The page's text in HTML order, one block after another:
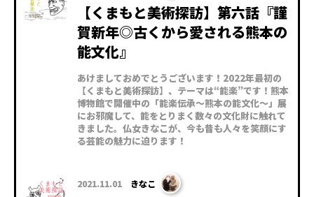
【くまもと美術探訪】第六話『謹
賀新年◎古くから愛される熊本の
能文化』
あけましておめでとうございます！2022年最初の
【くまもと美術探訪】、テーマは“能楽”です！熊本
博物館で開催中の「能楽伝承～熊本の能文化～」展
にお邪魔して、能をとりまく数々の文化財に触れて
きました。仏女きなこが、今も昔も人々を笑顔にす
る芸能の魅力に迫ります！
2021.11.01 きなこ